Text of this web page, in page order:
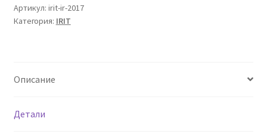
IRIT
IR-
языке
Артикул: irit-ir-2017
Категория: IRIT
Описание
Детали